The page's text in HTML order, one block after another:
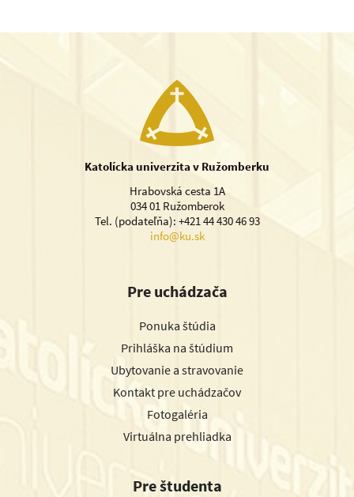
Katolícka univerzita v Ružomberku
Hrabovská cesta 1A
034 01 Ružomberok
Tel. (podateľňa): +421 44 430 46 93
info@ku.sk
Pre uchádzača
Ponuka štúdia
Prihláška na štúdium
Ubytovanie a stravovanie
Kontakt pre uchádzačov
Fotogaléria
Virtuálna prehliadka
Pre študenta